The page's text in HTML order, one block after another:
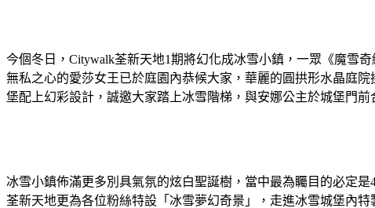
今個冬日，Citywalk荃新天地1期將幻化成冰雪小鎮，一眾《魔雪
無私之心的愛莎女王已於庭園內恭候大家，華麗的圓拱形水晶庭
堡配上幻彩設計，誠邀大家踏上冰雪階梯，與安娜公主於城堡門前
冰雪小鎮佈滿更多別具氣氛的炫白聖誕樹，當中最為矚目的必定
荃新天地更為各位粉絲特設「冰雪夢幻奇景」，走進冰雪城堡內